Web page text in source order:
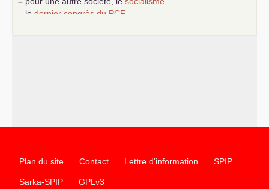
le dernier congrès du PCF
Plan du site Contact Lettre d'information SPIP
Sarka-SPIP GPLv3